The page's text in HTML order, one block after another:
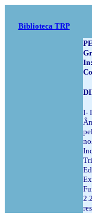
Biblioteca TRP
I-